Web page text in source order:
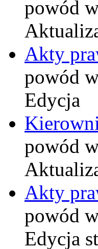
powód
Akty
powód
Edycja
powód
Akty
powód
Edycja